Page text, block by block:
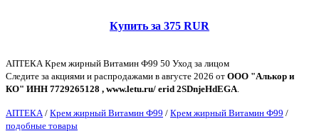
Купить за 375 RUR
АПТЕКА Крем жирный Витамин Ф99 50 Уход за лицом
Следите за акциями и распродажами в августе 2026 от ООО "Алькор и
КО" ИНН 7729265128 , www.letu.ru/ erid 2SDnjeHdEGA
АПТЕКА / Крем жирный Витамин Ф99 / Крем жирный Витамин Ф99 /
подобные товары